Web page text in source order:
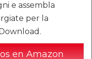
e assembla
per la
en Amazon